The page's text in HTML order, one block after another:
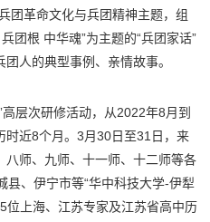
团革命文化与兵团精神主题，组
团根 中华魂”为主题的“兵团家话”
人的典型事例、亲情故事。
层次研修活动，从2022年8月到
时近8个月。3月30日至31日，来
八师、九师、十一师、十二师等各
县、伊宁市等“华中科技大学-伊犁
位上海、江苏专家及江苏省高中历